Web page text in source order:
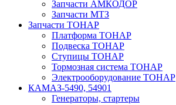
Запчасти АМКОДОР
Запчасти МТЗ
Запчасти ТОНАР
Платформа ТОНАР
Подвеска ТОНАР
Ступицы ТОНАР
Тормозная система ТОНАР
Электрооборудование ТОНАР
КАМАЗ-5490, 54901
Генераторы, стартеры